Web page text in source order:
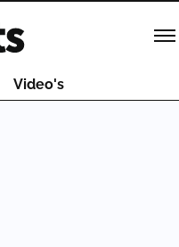
Video's